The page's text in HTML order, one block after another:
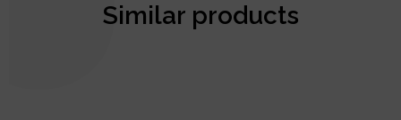
Similar products